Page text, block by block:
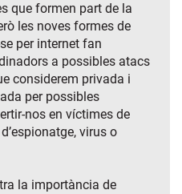
que formen part de la
les noves formes de
per internet fan
a possibles atacs
considerem privada i
per possibles
nos en víctimes de
virus o
la importància de